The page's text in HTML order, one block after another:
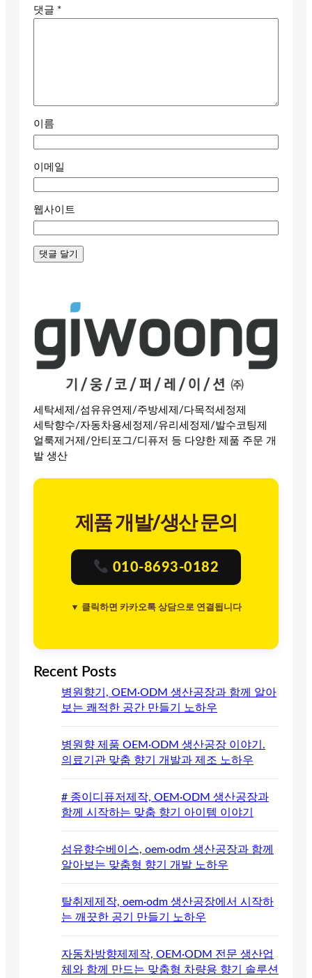
댓글 *
이름
이메일
웹사이트
세탁세제/섬유유연제/주방세제/다목적세정제
세탁향수/자동차용세정제/유리세정제/발수코팅제
얼룩제거제/안티포그/디퓨저 등 다양한 제품 주문 개
발 생산
제품 개발/생산 문의
010-8693-0182
▼ 클릭하면 카카오톡 상담으로 연결됩니다
Recent Posts
병원향기, OEM·ODM 생산공장과 함께 알아
보는 쾌적한 공간 만들기 노하우
병원향 제품 OEM·ODM 생산공장 이야기.
의료기관 맞춤 향기 개발과 제조 노하우
# 종이디퓨저제작, OEM·ODM 생산공장과
함께 시작하는 맞춤 향기 아이템 이야기
섬유향수베이스, oem·odm 생산공장과 함께
알아보는 맞춤형 향기 개발 노하우
탈취제제작, oem·odm 생산공장에서 시작하
는 깨끗한 공기 만들기 노하우
자동차방향제제작, OEM·ODM 전문 생산업
체와 함께 만드는 맞춤형 차량용 향기 솔루션